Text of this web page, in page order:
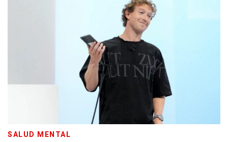
SALUD MENTAL